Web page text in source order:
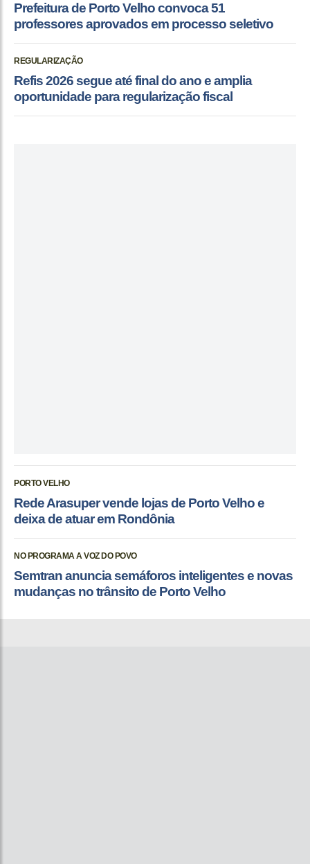
Prefeitura de Porto Velho convoca 51
professores aprovados em processo seletivo
REGULARIZAÇÃO
Refis 2026 segue até final do ano e amplia
oportunidade para regularização fiscal
PORTO VELHO
Rede Arasuper vende lojas de Porto Velho e
deixa de atuar em Rondônia
NO PROGRAMA A VOZ DO POVO
Semtran anuncia semáforos inteligentes e novas
mudanças no trânsito de Porto Velho